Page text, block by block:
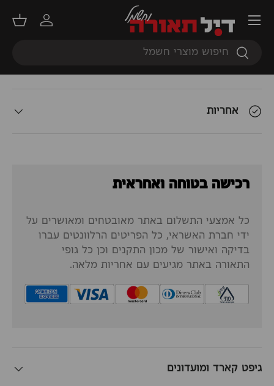
חיפוש
חיפוש
התחברות
סל
תפריט
תאור המוצר
אחריות
רכישה בטוחה ואחראית
כל אמצעי התשלום באתר מאובטחים ומאושרים על
ידי חברת האשראי, כל הפריטים הרלוונטים עברו
בדיקה ואישור של מכון התקנים וכן כל גופי
התאורה באתר מגיעים עם אחריות מלאה.
גיפט קארד ומועדונים